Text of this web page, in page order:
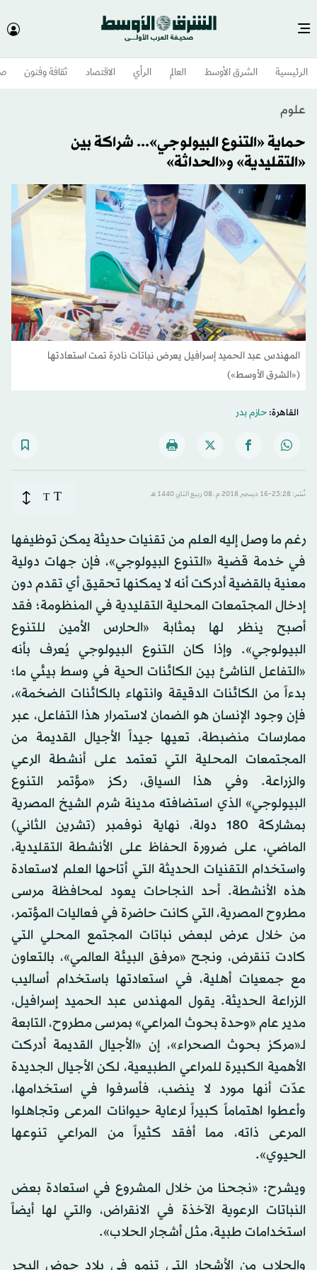
الرئيسية الشرق الأوسط​ العالم الرأي الاقتصاد ثقافة وفنون
علوم
حماية «التنوع البيولوجي»... شراكة بين
«التقليدية» و«الحداثة»
المهندس عبد الحميد إسرافيل يعرض نباتات نادرة تمت استعادتها
(«الشرق الأوسط»)
القاهرة:حازم بدر
نُشر: 23:28-16 ديسمبر 2018 م ـ 08 ربيع الثاني 1440 هـ T
T
رغم ما وصل إليه العلم من تقنيات حديثة يمكن توظيفها
في خدمة قضية «التنوع البيولوجي»، فإن جهات دولية
معنية بالقضية أدركت أنه لا يمكنها تحقيق أي تقدم دون
إدخال المجتمعات المحلية التقليدية في المنظومة؛ فقد
أصبح ينظر لها بمثابة «الحارس الأمين للتنوع
البيولوجي». وإذا كان التنوع البيولوجي يُعرف بأنه
«التفاعل الناشئ بين الكائنات الحية في وسط بيئي ما؛
بدءاً من الكائنات الدقيقة وانتهاء بالكائنات الضخمة»،
فإن وجود الإنسان هو الضمان لاستمرار هذا التفاعل، عبر
ممارسات منضبطة، تعيها جيداً الأجيال القديمة من
المجتمعات المحلية التي تعتمد على أنشطة الرعي
والزراعة. وفي هذا السياق، ركز «مؤتمر التنوع
البيولوجي» الذي استضافته مدينة شرم الشيخ المصرية
بمشاركة 180 دولة، نهاية نوفمبر (تشرين الثاني)
الماضي، على ضرورة الحفاظ على الأنشطة التقليدية،
واستخدام التقنيات الحديثة التي أتاحها العلم لاستعادة
هذه الأنشطة. أحد النجاحات يعود لمحافظة مرسى
مطروح المصرية، التي كانت حاضرة في فعاليات المؤتمر،
من خلال عرض لبعض نباتات المجتمع المحلي التي
كادت تنقرض، ونجح «مرفق البيئة العالمي»، بالتعاون
مع جمعيات أهلية، في استعادتها باستخدام أساليب
الزراعة الحديثة. يقول المهندس عبد الحميد إسرافيل،
مدير عام «وحدة بحوث المراعي» بمرسى مطروح، التابعة
لـ«مركز بحوث الصحراء»، إن «الأجيال القديمة أدركت
الأهمية الكبيرة للمراعي الطبيعية، لكن الأجيال الجديدة
عدّت أنها مورد لا ينضب، فأسرفوا في استخدامها،
وأعطوا اهتماماً كبيراً لرعاية حيوانات المرعى وتجاهلوا
المرعى ذاته، مما أفقد كثيراً من المراعي تنوعها
الحيوي».
ويشرح: «نجحنا من خلال المشروع في استعادة بعض
النباتات الرعوية الآخذة في الانقراض، والتي لها أيضاً
استخدامات طبية، مثل أشجار الحلاب».
والحلاب من الأشجار التي تنمو في بلاد حوض البحر